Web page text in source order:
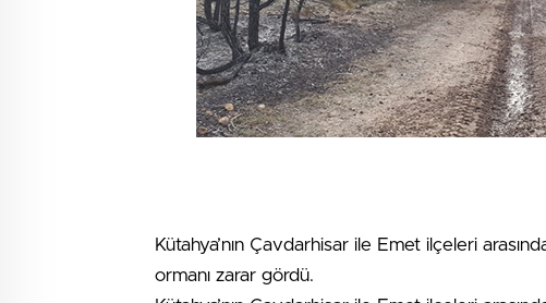
Kütahya’nın Çavdarhisar ile Emet ilçeleri
ormanı zarar gördü.